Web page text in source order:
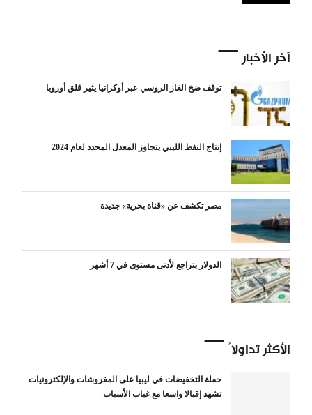
آخر الأخبار
توقف ضخ الغاز الروسي عبر أوكرانيا يثير قلق أوروبا
إنتاج النفط الليبي يتجاوز المعدل المحدد لعام 2024
مصر تكشف عن «قناة بحرية» جديدة
الدولار يتراجع لأدنى مستوى في 7 أشهر
الأكثر تداولاً
حملة التخفيضات في ليبيا على المفروشات والإلكترونيات
تشهد إقبالا واسعا مع غياب الأسباب